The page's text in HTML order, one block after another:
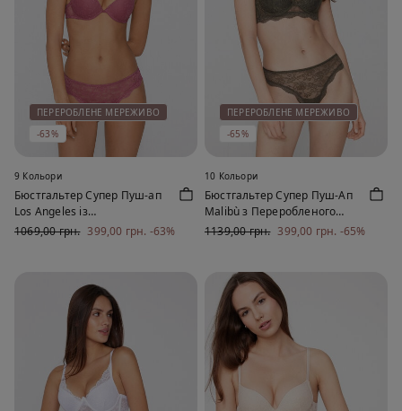
ПЕРЕРОБЛЕНЕ МЕРЕЖИВО
-63%
9 Кольори
Бюстгальтер Супер Пуш-ап
Los Angeles із
Переробленого Мережива
1069,00 грн. 399,00 грн. -63%
ПЕРЕРОБЛЕНЕ МЕРЕЖИВО
-65%
10 Кольори
Бюстгальтер Супер Пуш-Ап
Malibù з Переробленого
Мережива
1139,00 грн. 399,00 грн. -65%